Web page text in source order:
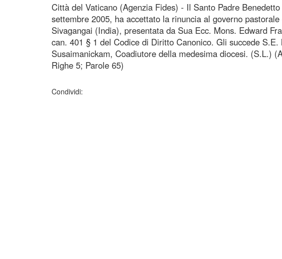
Città del Vaticano (Agenzia Fides) - Il Santo Padre
settembre 2005, ha accettato la rinuncia al governo
Sivagangai (India), presentata da Sua Ecc. Mons. Edward
can. 401 § 1 del Codice di Diritto Canonico. Gli succede S.E.
Susaimanickam, Coadiutore della medesima diocesi. (S.L.)
Righe 5; Parole 65)
Condividi: